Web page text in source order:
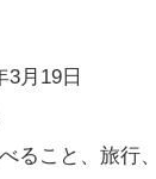
3月19日
ること、旅行